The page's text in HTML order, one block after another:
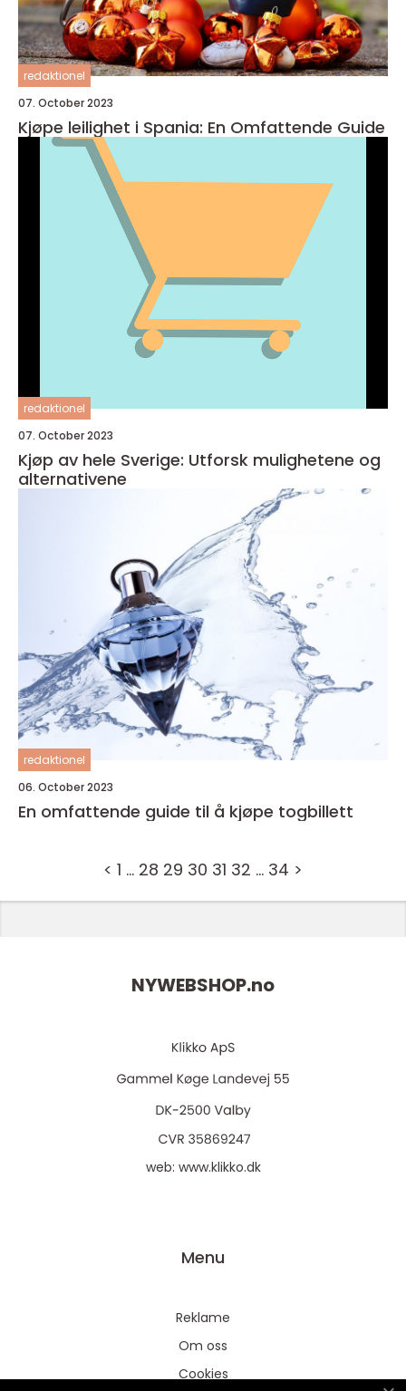
redaktionel
07. October 2023
Kjøpe leilighet i Spania: En Omfattende Guide
redaktionel
07. October 2023
Kjøp av hele Sverige: Utforsk mulighetene og
alternativene
redaktionel
06. October 2023
En omfattende guide til å kjøpe togbillett
< 1 … 28 29 30 31 32 … 34 >
NYWEBSHOP.no
web: www.klikko.dk
Menu
Reklame
Om oss
Cookies